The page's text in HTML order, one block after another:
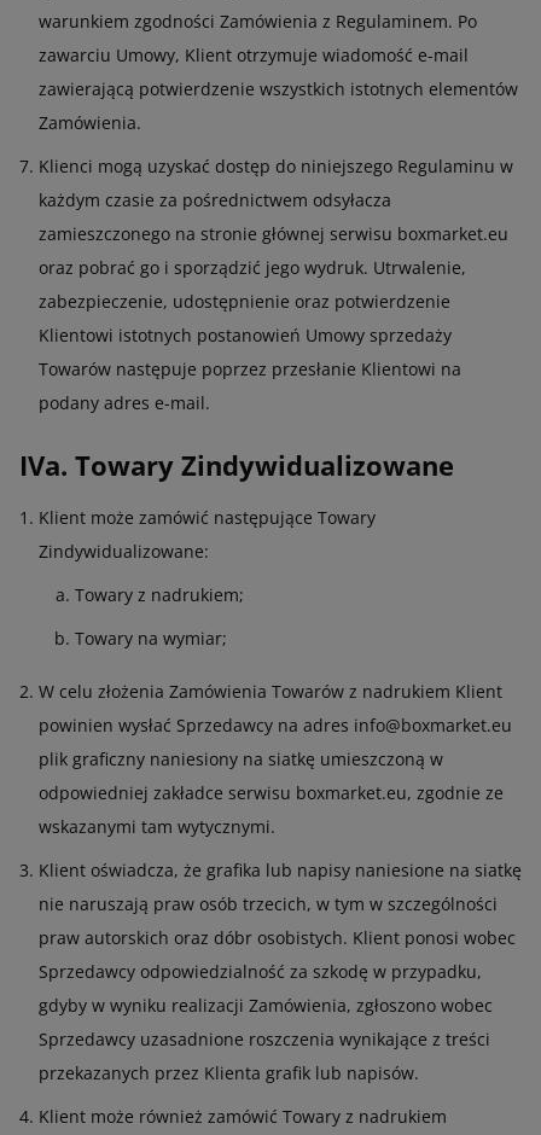
warunkiem zgodności Zamówienia z Regulaminem. Po
zawarciu Umowy, Klient otrzymuje wiadomość e-mail
zawierającą potwierdzenie wszystkich istotnych elementów
Zamówienia.
Klienci mogą uzyskać dostęp do niniejszego Regulaminu w
każdym czasie za pośrednictwem odsyłacza
zamieszczonego na stronie głównej serwisu boxmarket.eu
oraz pobrać go i sporządzić jego wydruk. Utrwalenie,
zabezpieczenie, udostępnienie oraz potwierdzenie
Klientowi istotnych postanowień Umowy sprzedaży
Towarów następuje poprzez przesłanie Klientowi na
podany adres e-mail.
IVa. Towary Zindywidualizowane
Klient może zamówić następujące Towary
Zindywidualizowane:
Towary z nadrukiem;
Towary na wymiar;
W celu złożenia Zamówienia Towarów z nadrukiem Klient
powinien wysłać Sprzedawcy na adres info@boxmarket.eu
plik graficzny naniesiony na siatkę umieszczoną w
odpowiedniej zakładce serwisu boxmarket.eu, zgodnie ze
wskazanymi tam wytycznymi.
Klient oświadcza, że grafika lub napisy naniesione na siatkę
nie naruszają praw osób trzecich, w tym w szczególności
praw autorskich oraz dóbr osobistych. Klient ponosi wobec
Sprzedawcy odpowiedzialność za szkodę w przypadku,
gdyby w wyniku realizacji Zamówienia, zgłoszono wobec
Sprzedawcy uzasadnione roszczenia wynikające z treści
przekazanych przez Klienta grafik lub napisów.
Klient może również zamówić Towary z nadrukiem